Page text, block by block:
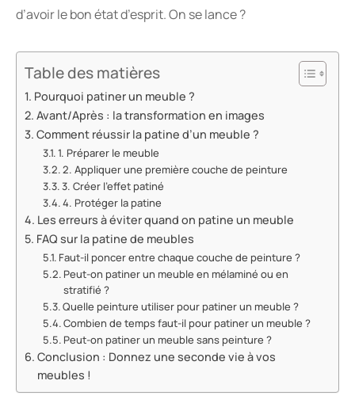
d’avoir le bon état d’esprit. On se lance ?
Table des matières
Pourquoi patiner un meuble ?
Avant/Après : la transformation en images
Comment réussir la patine d’un meuble ?
1. Préparer le meuble
2. Appliquer une première couche de peinture
3. Créer l’effet patiné
4. Protéger la patine
Les erreurs à éviter quand on patine un meuble
FAQ sur la patine de meubles
Faut-il poncer entre chaque couche de peinture ?
Peut-on patiner un meuble en mélaminé ou en
stratifié ?
Quelle peinture utiliser pour patiner un meuble ?
Combien de temps faut-il pour patiner un meuble ?
Peut-on patiner un meuble sans peinture ?
Conclusion : Donnez une seconde vie à vos
meubles !